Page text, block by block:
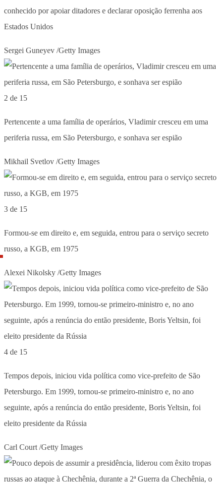
conhecido por apoiar ditadores e declarar oposição ferrenha aos
Estados Unidos
Sergei Guneyev /Getty Images
2 de 15
Pertencente a uma família de operários, Vladimir cresceu em uma
periferia russa, em São Petersburgo, e sonhava ser espião
Mikhail Svetlov /Getty Images
3 de 15
Formou-se em direito e, em seguida, entrou para o serviço secreto
russo, a KGB, em 1975
Alexei Nikolsky /Getty Images
4 de 15
Tempos depois, iniciou vida política como vice-prefeito de São
Petersburgo. Em 1999, tornou-se primeiro-ministro e, no ano
seguinte, após a renúncia do então presidente, Boris Yeltsin, foi
eleito presidente da Rússia
Carl Court /Getty Images